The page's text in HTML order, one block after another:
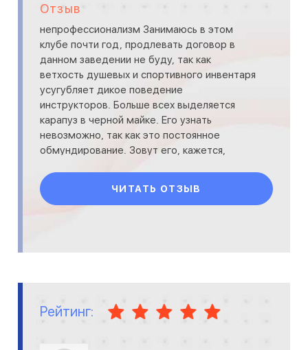
Отзыв
непрофессионализм Занимаюсь в этом
клубе почти год, продлевать договор в
данном заведении не буду, так как
ветхость душевых и спортивного инвентаря
усугубляет дикое поведение
инструкторов. Больше всех выделяется
карапуз в черной майке. Его узнать
невозможно, так как это постоянное
обмундирование. Зовут его, кажется,
человек болен имб
ЧИТАТЬ ОТЗЫВ
Рейтинг: